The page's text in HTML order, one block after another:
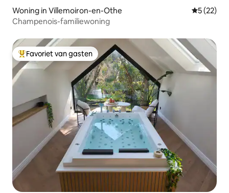
Woning in Villemoiron-en-Othe
5 (22)
Champenois-familiewoning
Topfavoriet van gasten
Favoriet van gasten